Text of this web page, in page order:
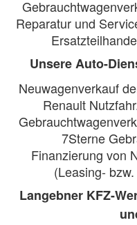
Reparatur und
Unsere Auto-
Neuwagenverkauf
Renault
7Sterne
Finanzierung von
(Leasing-
Langebner KFZ-